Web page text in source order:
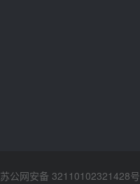
苏公网安备 32110102321428号